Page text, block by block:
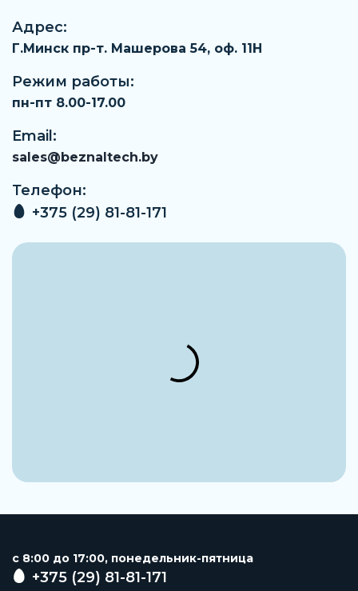
Адрес:
Г.Минск пр-т. Машерова 54, оф. 11H
Режим работы:
пн-пт 8.00-17.00
Email:
sales@beznaltech.by
Телефон:
+375 (29) 81-81-171
c 8:00 до 17:00, понедельник-пятница
+375 (29) 81-81-171